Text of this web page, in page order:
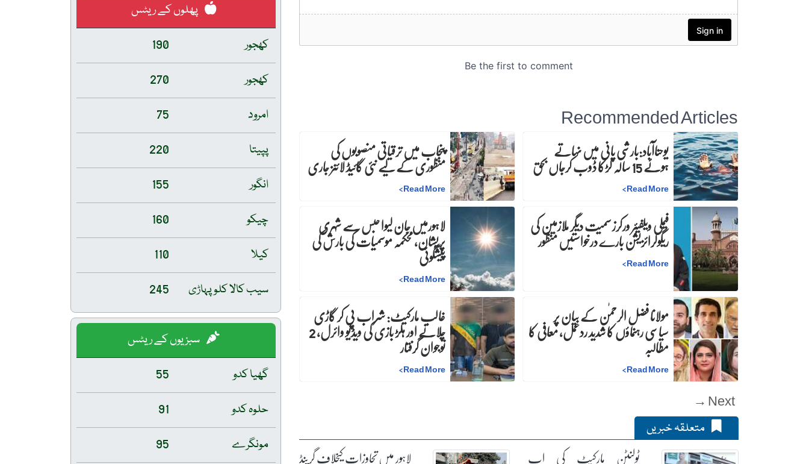
Recommended Articles
یوحناآباد:بارشی پانی میں نہاتے
ہوئے 15 سالہ لڑکا ڈوب کرجاں بحق
Read More
>
پنجاب میں ترقیاتی منصوبوں کی
منظوری کے لیے نئی گائیڈ لائنز جاری
Read More
>
فیملی ویلفیئر ورکرز سمیت دیگر ملازمین کی
ریگولرائزیشن بارے درخواستیں منظور
Read More
>
لاہورمیں جان لیوا حبس سے شہری
پریشان، محکمہ موسمیات کی بارش کی
پیشگوئی
Read More
>
مولانا فضل الرحمٰن کے بیان پر
سیاسی رہنماؤں کا شدید ردعمل، معافی کا
مطالبہ
Read More
>
غالب مارکیٹ: شراب پی کر گاڑیچلانے اور ہلڑ بازی کی ویڈیو وائرل، 2 نوجوان گرفتار
Read More
>
Next →
متعلقہ خبریں
ٹولنٹن مارکیٹ کی اپ
لاہور میں تجاوزات کیخلاف گرینڈ
پھلوں کے ریٹس
کھجور
190
کھجور
270
امرود
75
پپیتا
220
انگور
155
چیکو
160
کیلا
110
سیب کالا کلو پہاڑی
245
سبزیوں کے ریٹس
گھیا کدو
55
حلوہ کدو
91
مونگرے
95